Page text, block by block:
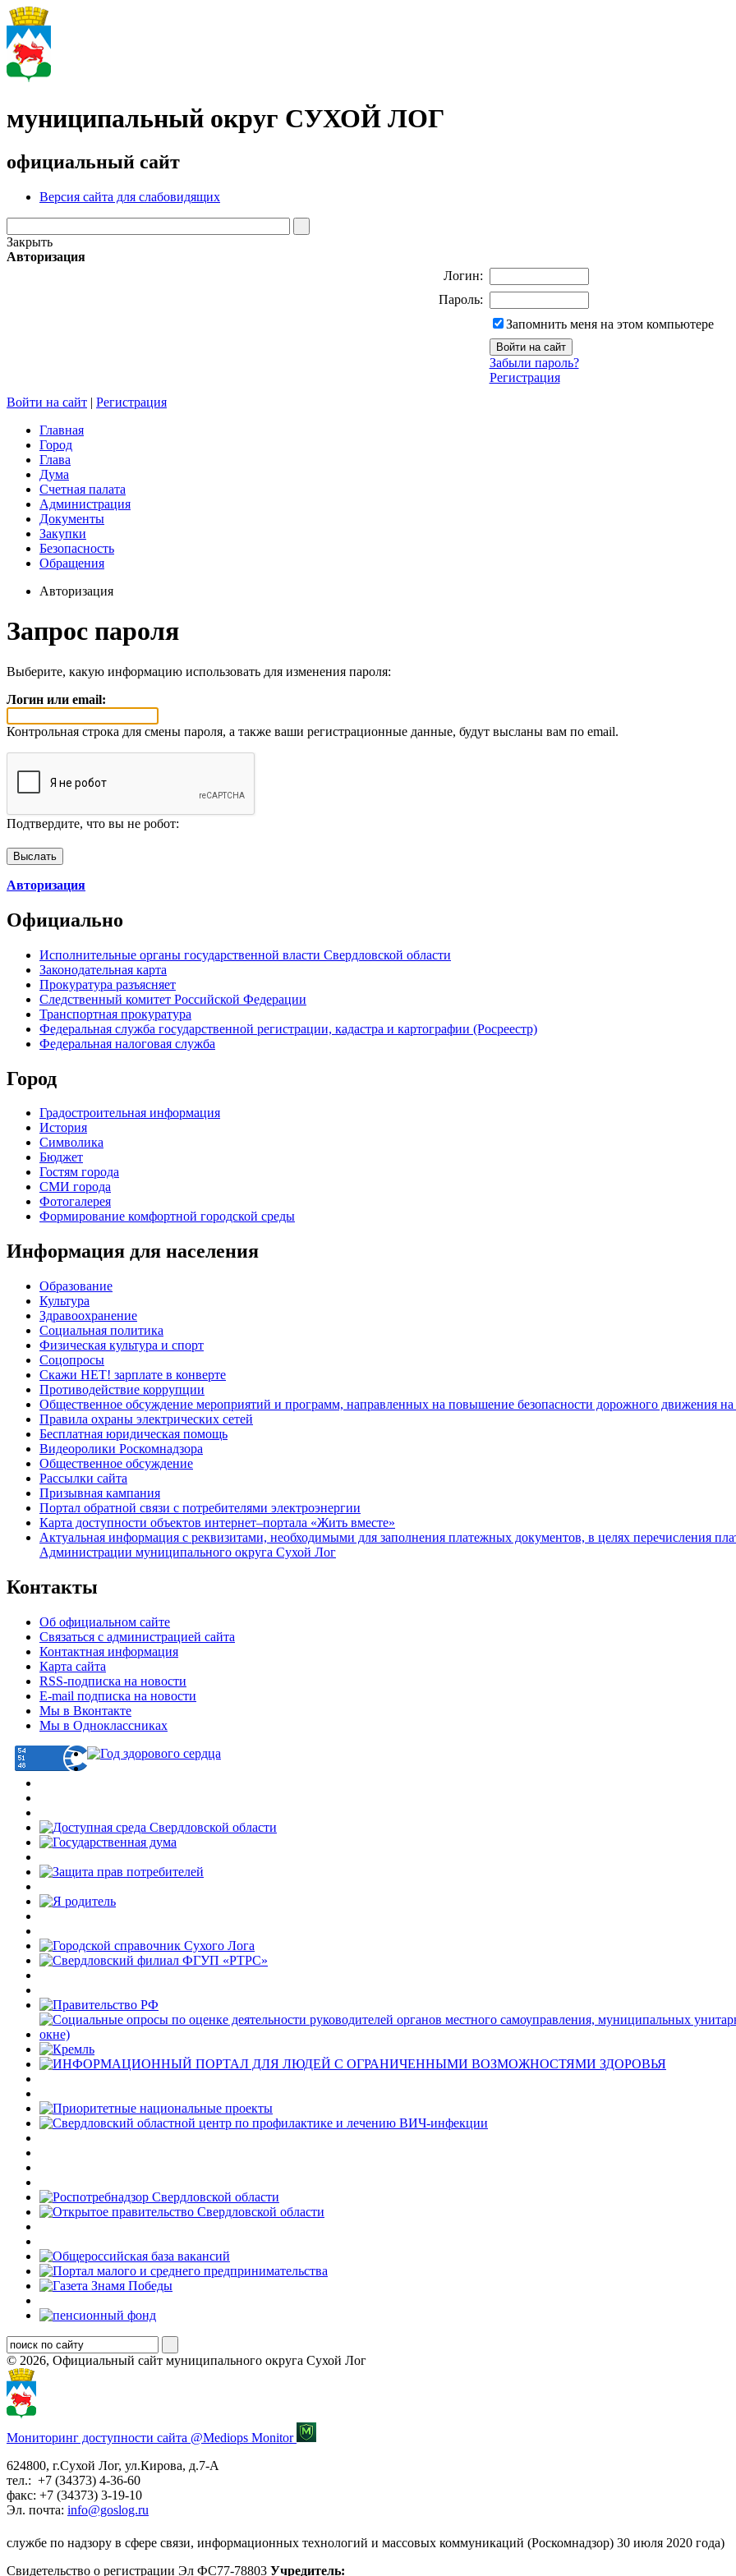
муниципальный округ СУХОЙ ЛОГ
официальный сайт
Версия сайта для слабовидящих
Закрыть
Авторизация
Логин:
Пароль:
Запомнить меня на этом компьютере
Забыли пароль?
Регистрация
Войти на сайт | Регистрация
Главная
Город
Глава
Дума
Счетная палата
Администрация
Документы
Закупки
Безопасность
Обращения
Авторизация
Запрос пароля
Выберите, какую информацию использовать для изменения пароля:
Логин или email:
Контрольная строка для смены пароля, а также ваши регистрационные данные, будут высланы вам по email.
Подтвердите, что вы не робот:
Авторизация
Официально
Исполнительные органы государственной власти Свердловской области
Законодательная карта
Прокуратура разъясняет
Следственный комитет Российской Федерации
Транспортная прокуратура
Федеральная служба государственной регистрации, кадастра и картографии (Росреестр)
Федеральная налоговая служба
Город
Градостроительная информация
История
Символика
Бюджет
Гостям города
СМИ города
Фотогалерея
Формирование комфортной городской среды
Информация для населения
Образование
Культура
Здравоохранение
Социальная политика
Физическая культура и спорт
Соцопросы
Скажи НЕТ! зарплате в конверте
Противодействие коррупции
Общественное обсуждение мероприятий и программ, направленных на повышение безопасности дорожного движения на
Правила охраны электрических сетей
Бесплатная юридическая помощь
Видеоролики Роскомнадзора
Общественное обсуждение
Рассылки сайта
Призывная кампания
Портал обратной связи с потребителями электроэнергии
Карта доступности объектов интернет–портала «Жить вместе»
Актуальная информация с реквизитами, необходимыми для заполнения платежных документов, в целях перечисления
Администрации муниципального округа Сухой Лог
Контакты
Об официальном сайте
Связаться с администрацией сайта
Контактная информация
Карта сайта
RSS-подписка на новости
E-mail подписка на новости
Мы в Вконтакте
Мы в Одноклассниках
© 2026, Официальный сайт муниципального округа Сухой Лог
Мониторинг доступности сайта @Mediops Monitor
624800, г.Сухой Лог, ул.Кирова, д.7-А
тел.: +7 (34373) 4-36-60
факс: +7 (34373) 3-19-10
Эл. почта: info@goslog.ru
службе по надзору в сфере связи, информационных технологий и массовых коммуникаций (Роскомнадзор) 30 июля 2020 года)
Свидетельство о регистрации Эл ФС77-78803 Учредитель: